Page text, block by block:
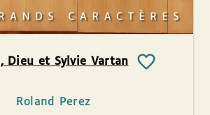
Dieu et Sylvie Vartan
Roland Perez